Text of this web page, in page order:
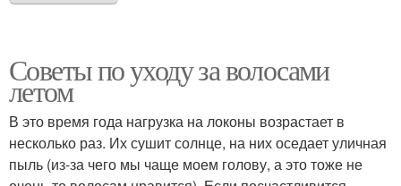
Советы по уходу за волосами
летом
В это время года нагрузка на локоны возрастает в
несколько раз. Их сушит солнце, на них оседает уличная
пыль (из-за чего мы чаще моем голову, а это тоже не